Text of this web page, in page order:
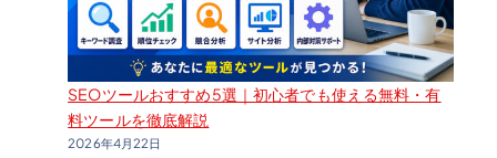
ラ
SEOツールおすすめ5選｜初心者でも使える無料・有
料ツールを徹底解説
2026年4月22日